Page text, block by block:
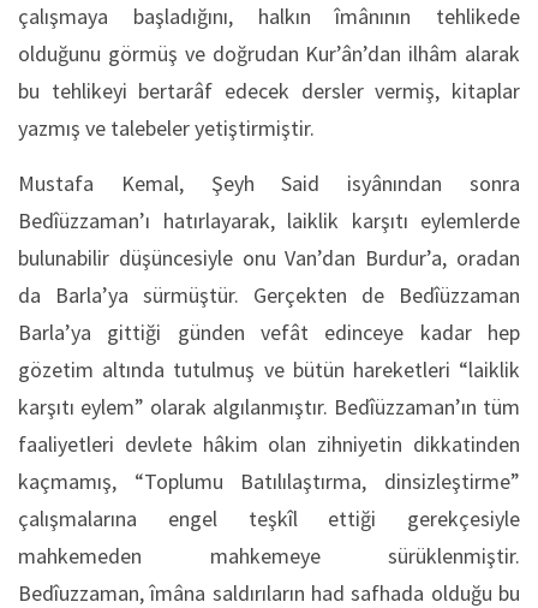
çalışmaya başladığını, halkın îmânının tehlikede
olduğunu görmüş ve doğrudan Kur’ân’dan ilhâm alarak
bu tehlikeyi bertarâf edecek dersler vermiş, kitaplar
yazmış ve talebeler yetiştirmiştir.
Mustafa Kemal, Şeyh Said isyânından sonra
Bedîüzzaman’ı hatırlayarak, laiklik karşıtı eylemlerde
bulunabilir düşüncesiyle onu Van’dan Burdur’a, oradan
da Barla’ya sürmüştür. Gerçekten de Bedîüzzaman
Barla’ya gittiği günden vefât edinceye kadar hep
gözetim altında tutulmuş ve bütün hareketleri “laiklik
karşıtı eylem” olarak algılanmıştır. Bedîüzzaman’ın tüm
faaliyetleri devlete hâkim olan zihniyetin dikkatinden
kaçmamış, “Toplumu Batılılaştırma, dinsizleştirme”
çalışmalarına engel teşkîl ettiği gerekçesiyle
mahkemeden mahkemeye sürüklenmiştir.
Bedîuzzaman, îmâna saldırıların had safhada olduğu bu